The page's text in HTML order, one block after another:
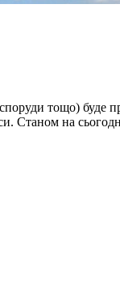
споруди тощо) буде
Станом на